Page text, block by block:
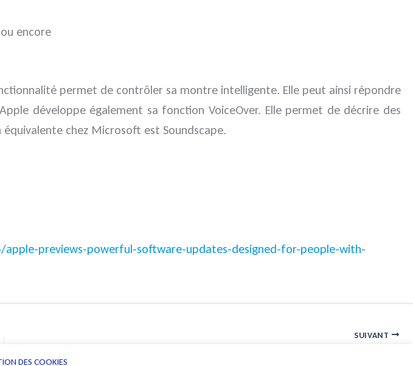
encore
permet de contrôler sa montre intelligente. Elle peut ainsi répondre
développe également sa fonction VoiceOver. Elle permet de décrire des
chez Microsoft est Soundscape.
previews-powerful-software-updates-designed-for-people-with-
SUIVANT
DES COOKIES